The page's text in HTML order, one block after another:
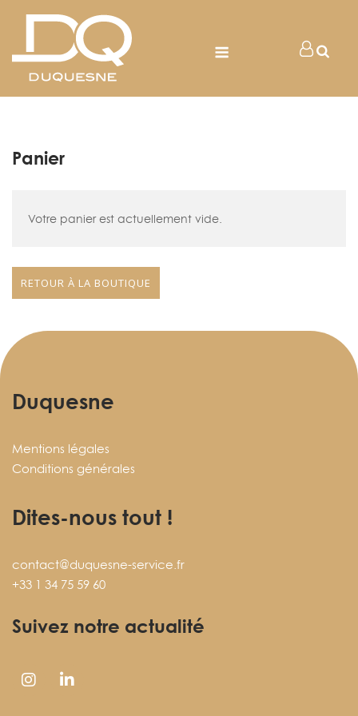
content
Mon
Panier
Votre panier est actuellement vide.
RETOUR À LA BOUTIQUE
Duquesne
Mentions légales
Conditions générales
Dites-nous tout !
contact@duquesne-service.fr
+33 1 34 75 59 60
Suivez notre actualité